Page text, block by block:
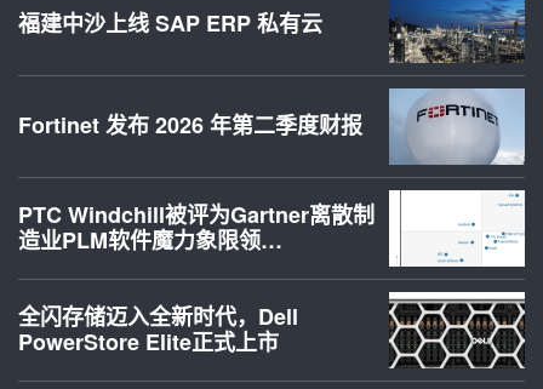
福建中沙上线 SAP ERP 私有云
Fortinet 发布 2026 年第二季度财报
PTC Windchill被评为Gartner离散制
造业PLM软件魔力象限领…
全闪存储迈入全新时代，Dell
PowerStore Elite正式上市